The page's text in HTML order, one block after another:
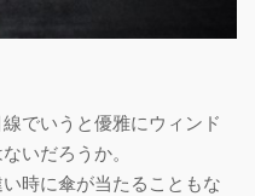
でいうと優雅にウィンド
いだろうか。
時に傘が当たることもな